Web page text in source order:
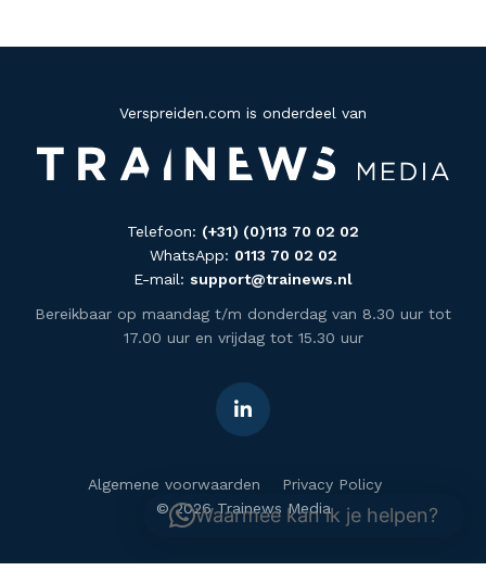
Verspreiden.com is onderdeel van
Telefoon: (+31) (0)113 70 02 02
WhatsApp: 0113 70 02 02
E-mail: support@trainews.nl
Bereikbaar op maandag t/m donderdag van 8.30 uur tot
17.00 uur en vrijdag tot 15.30 uur
Algemene voorwaarden
Privacy Policy
© 2026 Trainews Media
Waarmee kan ik je helpen?